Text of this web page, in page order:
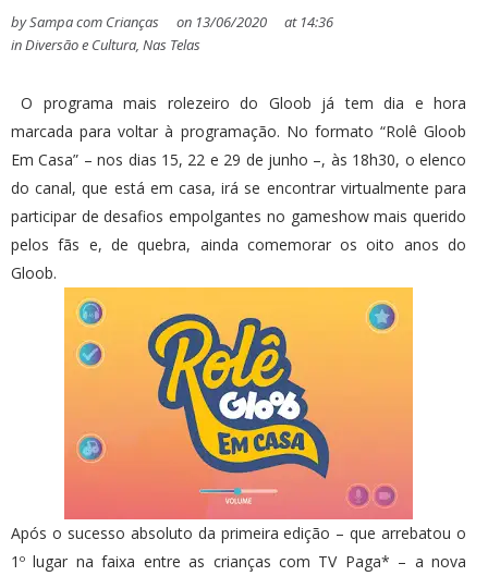
bySampa com Crianças on 13/06/2020 at 14:36
inDiversão e Cultura, Nas Telas
O programa mais rolezeiro do Gloob já tem dia e hora
marcada para voltar à programação. No formato “Rolê Gloob
Em Casa” – nos dias 15, 22 e 29 de junho –, às 18h30, o elenco
do canal, que está em casa, irá se encontrar virtualmente para
participar de desafios empolgantes no gameshow mais querido
pelos fãs e, de quebra, ainda comemorar os oito anos do
Gloob.
Após o sucesso absoluto da primeira edição – que arrebatou o
1º lugar na faixa entre as crianças com TV Paga* – a nova